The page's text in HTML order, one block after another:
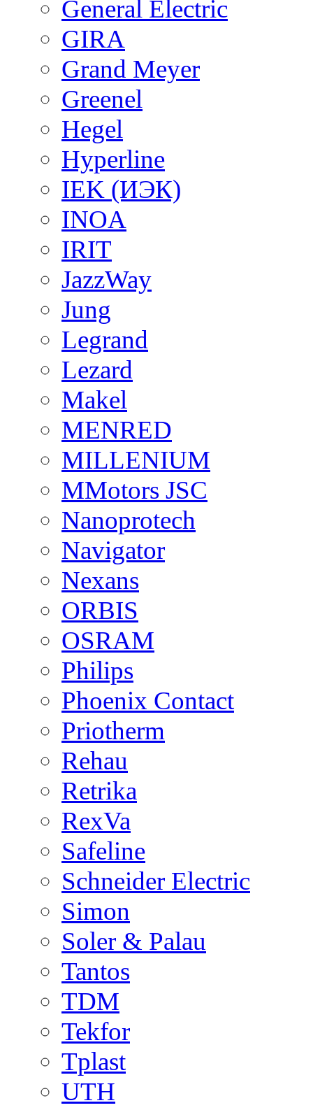
General Electric
GIRA
Grand Meyer
Greenel
Hegel
Hyperline
IEK (ИЭК)
INOA
IRIT
JazzWay
Jung
Legrand
Lezard
Makel
MENRED
MILLENIUM
MMotors JSC
Nanoprotech
Navigator
Nexans
ORBIS
OSRAM
Philips
Phoenix Contact
Priotherm
Rehau
Retrika
RexVa
Safeline
Schneider Electric
Simon
Soler & Palau
Tantos
TDM
Tekfor
Tplast
UTH